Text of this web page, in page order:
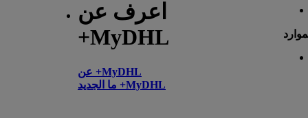
اعرف عن
+MyDHL
عن +MyDHL
ما الجديد +MyDHL